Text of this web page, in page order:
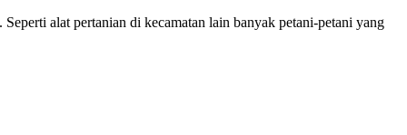
alat pertanian di kecamatan lain banyak petani-petani yang